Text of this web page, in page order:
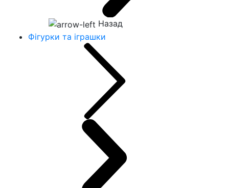
Назад
Фігурки та іграшки